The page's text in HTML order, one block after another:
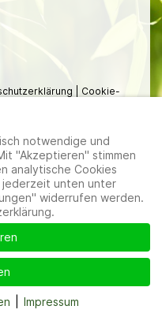
Cookie-
notwendige und
"Akzeptieren" stimmen
analytische Cookies
jederzeit unten unter
widerrufen werden.
Impressum